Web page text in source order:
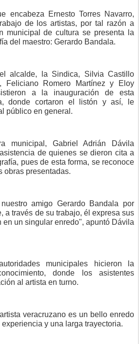
encabeza Ernesto Torres Navarro,
de los artistas, por tal razón a
municipal de cultura se presenta la
del maestro: Gerardo Bandala.
alcalde, la Sindica, Silvia Castillo
Feliciano Romero Martínez y Eloy
a la inauguración de esta
donde cortaron el listón y así, le
público en general.
municipal, Gabriel Adrián Dávila
de quienes se dieron cita a
pues de esta forma, se reconoce
obras presentadas.
amigo Gerardo Bandala por
a través de su trabajo, él expresa sus
en un singular enredo", apuntó Dávila
municipales hicieron la
donde los asistentes
al artista en turno.
veracruzano es un bello enredo
experiencia y una larga trayectoria.